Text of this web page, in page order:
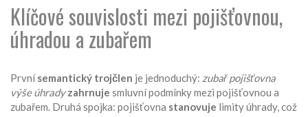
Klíčové souvislosti mezi pojišťovnou,
úhradou a zubařem
Prvnísemantický trojčlen je jednoduchý: zubař pojišťovna
výše úhrady zahrnuje smluvní podmínky mezi pojišťovnou a
zubařem. Druhá spojka: pojišťovna stanovuje limity úhrady, což